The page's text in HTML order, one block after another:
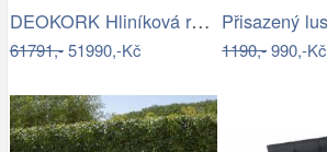
DEOKORK Hliníková rohová sestava…
61791,-51990,-Kč 1190,-990,-Kč